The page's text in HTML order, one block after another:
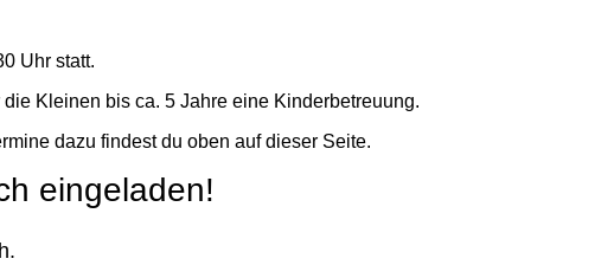
Uhr statt.
Kleinen bis ca. 5 Jahre eine Kinderbetreuung.
dazu findest du oben auf dieser Seite.
eingeladen!